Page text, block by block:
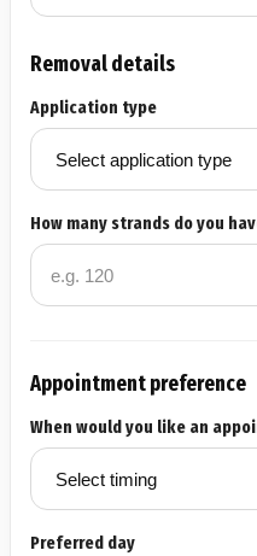
Removal details
Application type
How many strands do you
Appointment preference
When would you like an
Preferred day